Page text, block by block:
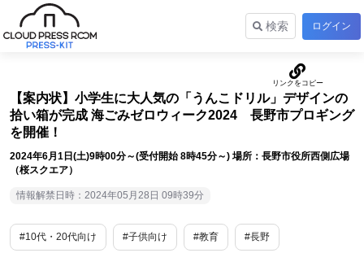
検索 ログイン
【案内状】小学生に大人気の「うんこドリル」デザインの
拾い箱が完成 海ごみゼロウィーク2024 長野市プロギング
を開催！
2024年6月1日(土)9時00分～(受付開始 8時45分～) 場所：長野市役所西側広場
（桜スクエア）
情報解禁日時：2024年05月28日 09時39分
#10代・20代向け #子供向け #教育 #長野